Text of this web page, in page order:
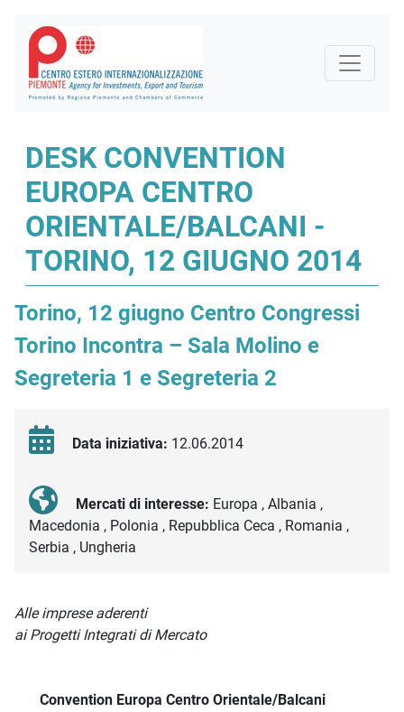
DESK CONVENTION
EUROPA CENTRO
ORIENTALE/BALCANI -
TORINO, 12 GIUGNO 2014
Torino, 12 giugno Centro Congressi
Torino Incontra – Sala Molino e
Segreteria 1 e Segreteria 2
Data iniziativa: 12.06.2014
Mercati di interesse: Europa , Albania ,
Macedonia , Polonia , Repubblica Ceca , Romania ,
Serbia , Ungheria
Descrizione iniziativa
Alle imprese aderenti
ai Progetti Integrati di Mercato
Convention Europa Centro Orientale/Balcani